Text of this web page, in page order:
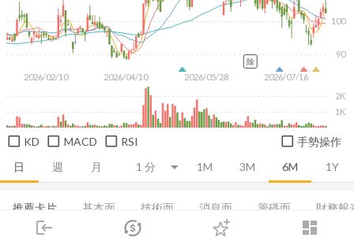
login dashboard
市場 登入
日 週 月 1M 3M 6M 1Y
2026/02/10 2026/04/10 2026/05/28 2026/07/16
90
100
1K
2K
除
KD MACD RSI 手勢操作
推薦卡片 基本面 技術面 消息面 籌碼面 財務報
EPS